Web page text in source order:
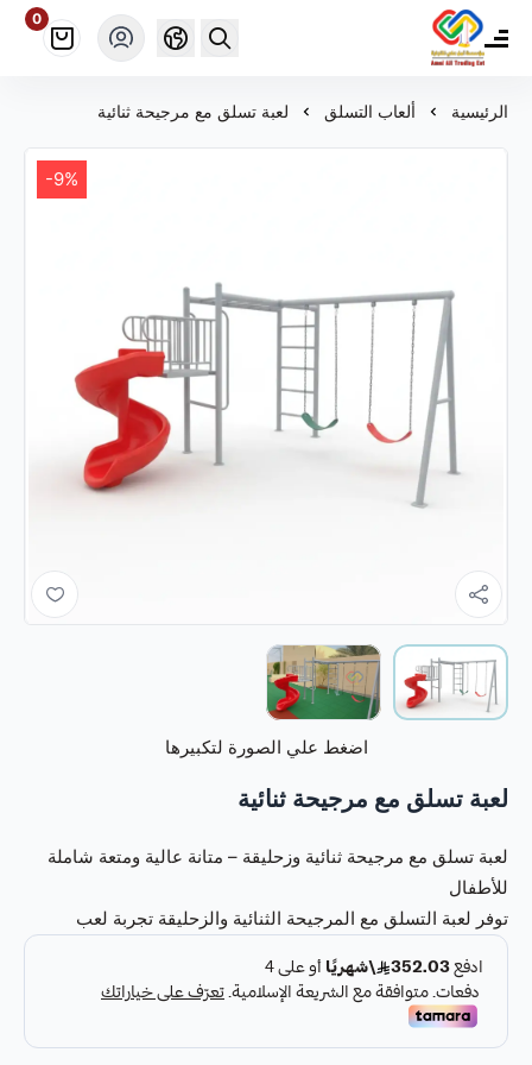
مؤسسة أمل علي ألعاب للتجارة
0
الرئيسية ألعاب التسلق لعبة تسلق مع مرجيحة ثنائية
-9%
اضغط علي الصورة لتكبيرها
لعبة تسلق مع مرجيحة ثنائية
لعبة تسلق مع مرجيحة ثنائية وزحليقة – متانة عالية ومتعة شاملة
للأطفال
توفر لعبة التسلق مع المرجيحة الثنائية والزحليقة تجربة لعب
متكاملة تجمع بين الحركة، التحدي، والمرح في تصميم واحد عملي
وآمن. تم تصميم هذه الوحدة لتناسب الاستخدام الخارجي في
الحدائق، الساحات، والمدارس، مع قدرة عالية على التحمل لتلبية
احتياجات مختلف الفئات العمرية.